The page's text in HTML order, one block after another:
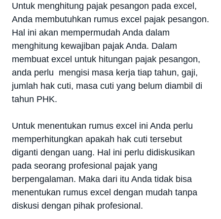
Untuk menghitung pajak pesangon pada excel,
Anda membutuhkan rumus excel pajak pesangon.
Hal ini akan mempermudah Anda dalam
menghitung kewajiban pajak Anda. Dalam
membuat excel untuk hitungan pajak pesangon,
anda perlu mengisi masa kerja tiap tahun, gaji,
jumlah hak cuti, masa cuti yang belum diambil di
tahun PHK.
Untuk menentukan rumus excel ini Anda perlu
memperhitungkan apakah hak cuti tersebut
diganti dengan uang. Hal ini perlu didiskusikan
pada seorang profesional pajak yang
berpengalaman. Maka dari itu Anda tidak bisa
menentukan rumus excel dengan mudah tanpa
diskusi dengan pihak profesional.